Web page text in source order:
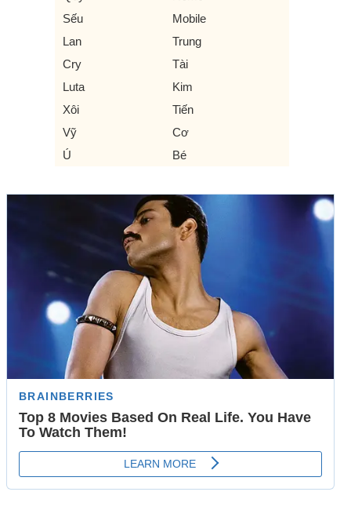
Sếu
Mobile
Lan
Trung
Cry
Tài
Luta
Kim
Xôi
Tiến
Vỹ
Cơ
Ú
Bé